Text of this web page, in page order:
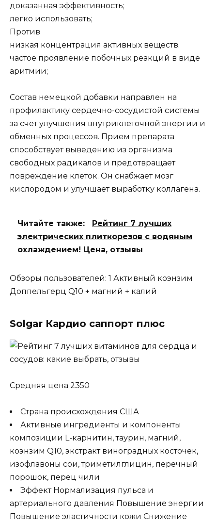
доказанная эффективность;
легко использовать;
Против
низкая концентрация активных веществ.
частое проявление побочных реакций в виде
аритмии;
Состав немецкой добавки направлен на
профилактику сердечно-сосудистой системы
за счет улучшения внутриклеточной энергии и
обменных процессов. Прием препарата
способствует выведению из организма
свободных радикалов и предотвращает
повреждение клеток. Он снабжает мозг
кислородом и улучшает выработку коллагена.
Читайте также:
Рейтинг 7 лучших
электрических плиткорезов с водяным
охлаждением! Цена, отзывы
Обзоры пользователей: 1 Активный коэнзим
Доппельгерц Q10 + магний + калий
Solgar Кардио саппорт плюс
Средняя цена 2350
Страна происхождения США
Активные ингредиенты и компоненты
композиции L-карнитин, таурин, магний,
коэнзим Q10, экстракт виноградных косточек,
изофлавоны сои, триметилглицин, перечный
порошок, перец чили
Эффект Нормализация пульса и
артериального давления Повышение энергии
Повышение эластичности кожи Снижение